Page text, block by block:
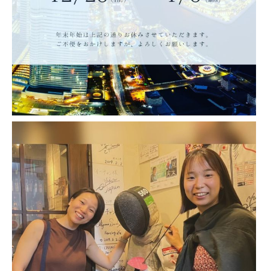
K produce Instagram
k_produce_official